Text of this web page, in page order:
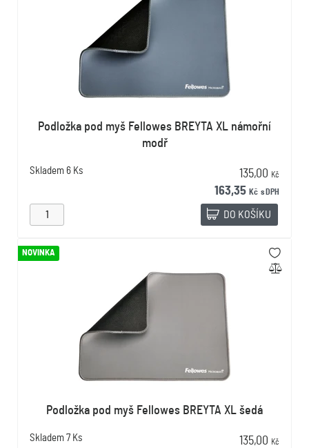
Podložka pod myš Fellowes BREYTA XL námořní
modř
Skladem 6 Ks 135,00 Kč
163,35 Kč s DPH
DO KOŠÍKU
NOVINKA
Podložka pod myš Fellowes BREYTA XL šedá
Skladem 7 Ks 135,00 Kč